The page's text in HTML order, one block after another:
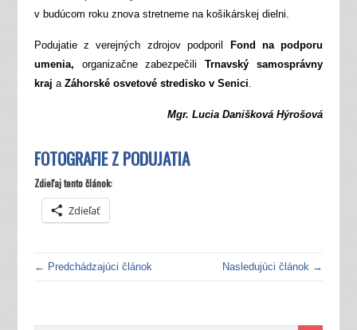
v budúcom roku znova stretneme na košikárskej dielni.
Podujatie z verejných zdrojov podporil
Fond na podporu
umenia, organizačne zabezpečiliTrnavský samosprávny
kraj a Záhorské osvetové stredisko v Senici.
Mgr. Lucia Danišková Hýrošová
FOTOGRAFIE Z PODUJATIA
Zdieľaj tento článok:
Zdieľať
← Predchádzajúci článok Nasledujúci článok →